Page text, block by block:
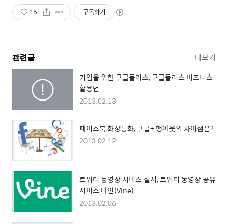
15 구독하기
관련글 더보기
기업을 위한 구글플러스, 구글플러스 비즈니스
활용법
2013.02.13
페이스북 화상통화, 구글+ 행아웃의 차이점은?
2013.02.12
트위터 동영상 서비스 실시, 트위터 동영상 공유
서비스 바인(Vine)
2013.02.06